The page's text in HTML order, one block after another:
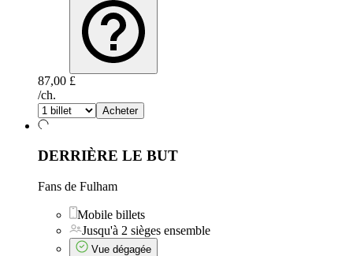
87,00 £
/ch.
Acheter
DERRIÈRE LE BUT
Fans de Fulham
Mobile billets
Jusqu'à 2 sièges ensemble
Vue dégagée